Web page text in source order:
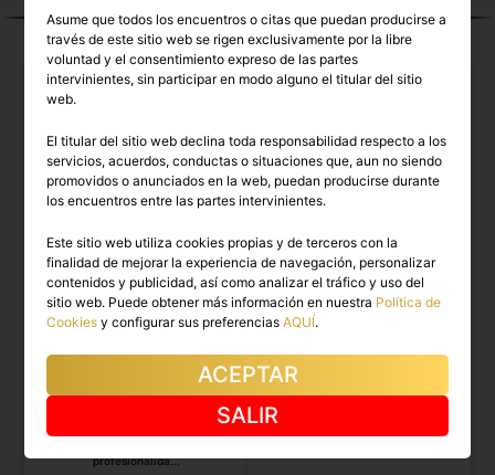
CORUÑA
profesionalida...
KATA
Asume que todos los encuentros o citas que puedan producirse a
través de este sitio web se rigen exclusivamente por la libre
voluntad y el consentimiento expreso de las partes
intervinientes, sin participar en modo alguno el titular del sitio
web.
El titular del sitio web declina toda responsabilidad respecto a los
servicios, acuerdos, conductas o situaciones que, aun no siendo
promovidos o anunciados en la web, puedan producirse durante
los encuentros entre las partes intervinientes.
Este sitio web utiliza cookies propias y de terceros con la
finalidad de mejorar la experiencia de navegación, personalizar
contenidos y publicidad, así como analizar el tráfico y uso del
sitio web. Puede obtener más información en nuestra Política de
Cookies y configurar sus preferenciasAQUÍ.
ACEPTAR
SALIR